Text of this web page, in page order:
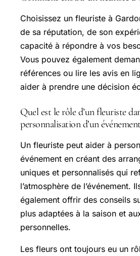
Choisissez un fleuriste à
de sa réputation, de son
capacité à répondre à vos
Vous pouvez également
références ou lire les avis en
aider à prendre une décision
Quel est le rôle d’un fleuriste
personnalisation d’un
Un fleuriste peut aider à
événement en créant des
uniques et personnalisés qui
l’atmosphère de l’événement.
également offrir des conseils
plus adaptées à la saison et
personnelles.
Les fleurs ont toujours eu un